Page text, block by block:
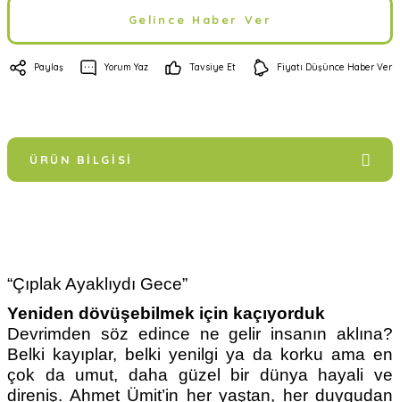
Gelince Haber Ver
Paylaş Yorum Yaz Tavsiye Et Fiyatı Düşünce Haber Ver
ÜRÜN BILGISI
“Çıplak Ayaklıydı Gece”
Yeniden dövüşebilmek için kaçıyorduk
Devrimden söz edince ne gelir insanın aklına?
Belki kayıplar, belki yenilgi ya da korku ama en
çok da umut, daha güzel bir dünya hayali ve
direniş. Ahmet Ümit’in her yaştan, her duygudan